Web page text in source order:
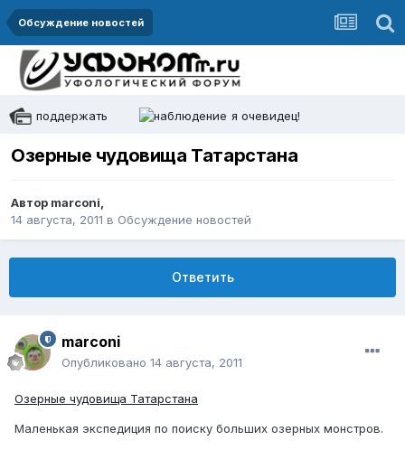
Обсуждение новостей
поддержать я очевидец!
Озерные чудовища Татарстана
Автор marconi,
14 августа, 2011 в Обсуждение новостей
Ответить
marconi
Опубликовано 14 августа, 2011
Озерные чудовища Татарстана
Маленькая экспедиция по поиску больших озерных монстров.